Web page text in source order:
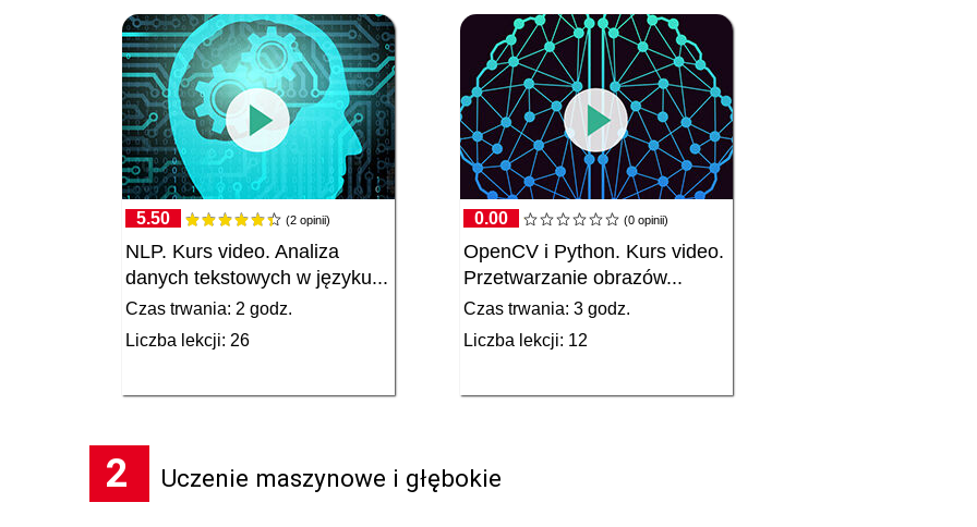
5.50 (2 opinii)
NLP. Kurs video. Analiza
danych tekstowych w języku...
Czas trwania: 2 godz.
Liczba lekcji: 26
0.00 (0 opinii)
OpenCV i Python. Kurs video.
Przetwarzanie obrazów...
Czas trwania: 3 godz.
Liczba lekcji: 12
2 Uczenie maszynowe i głębokie